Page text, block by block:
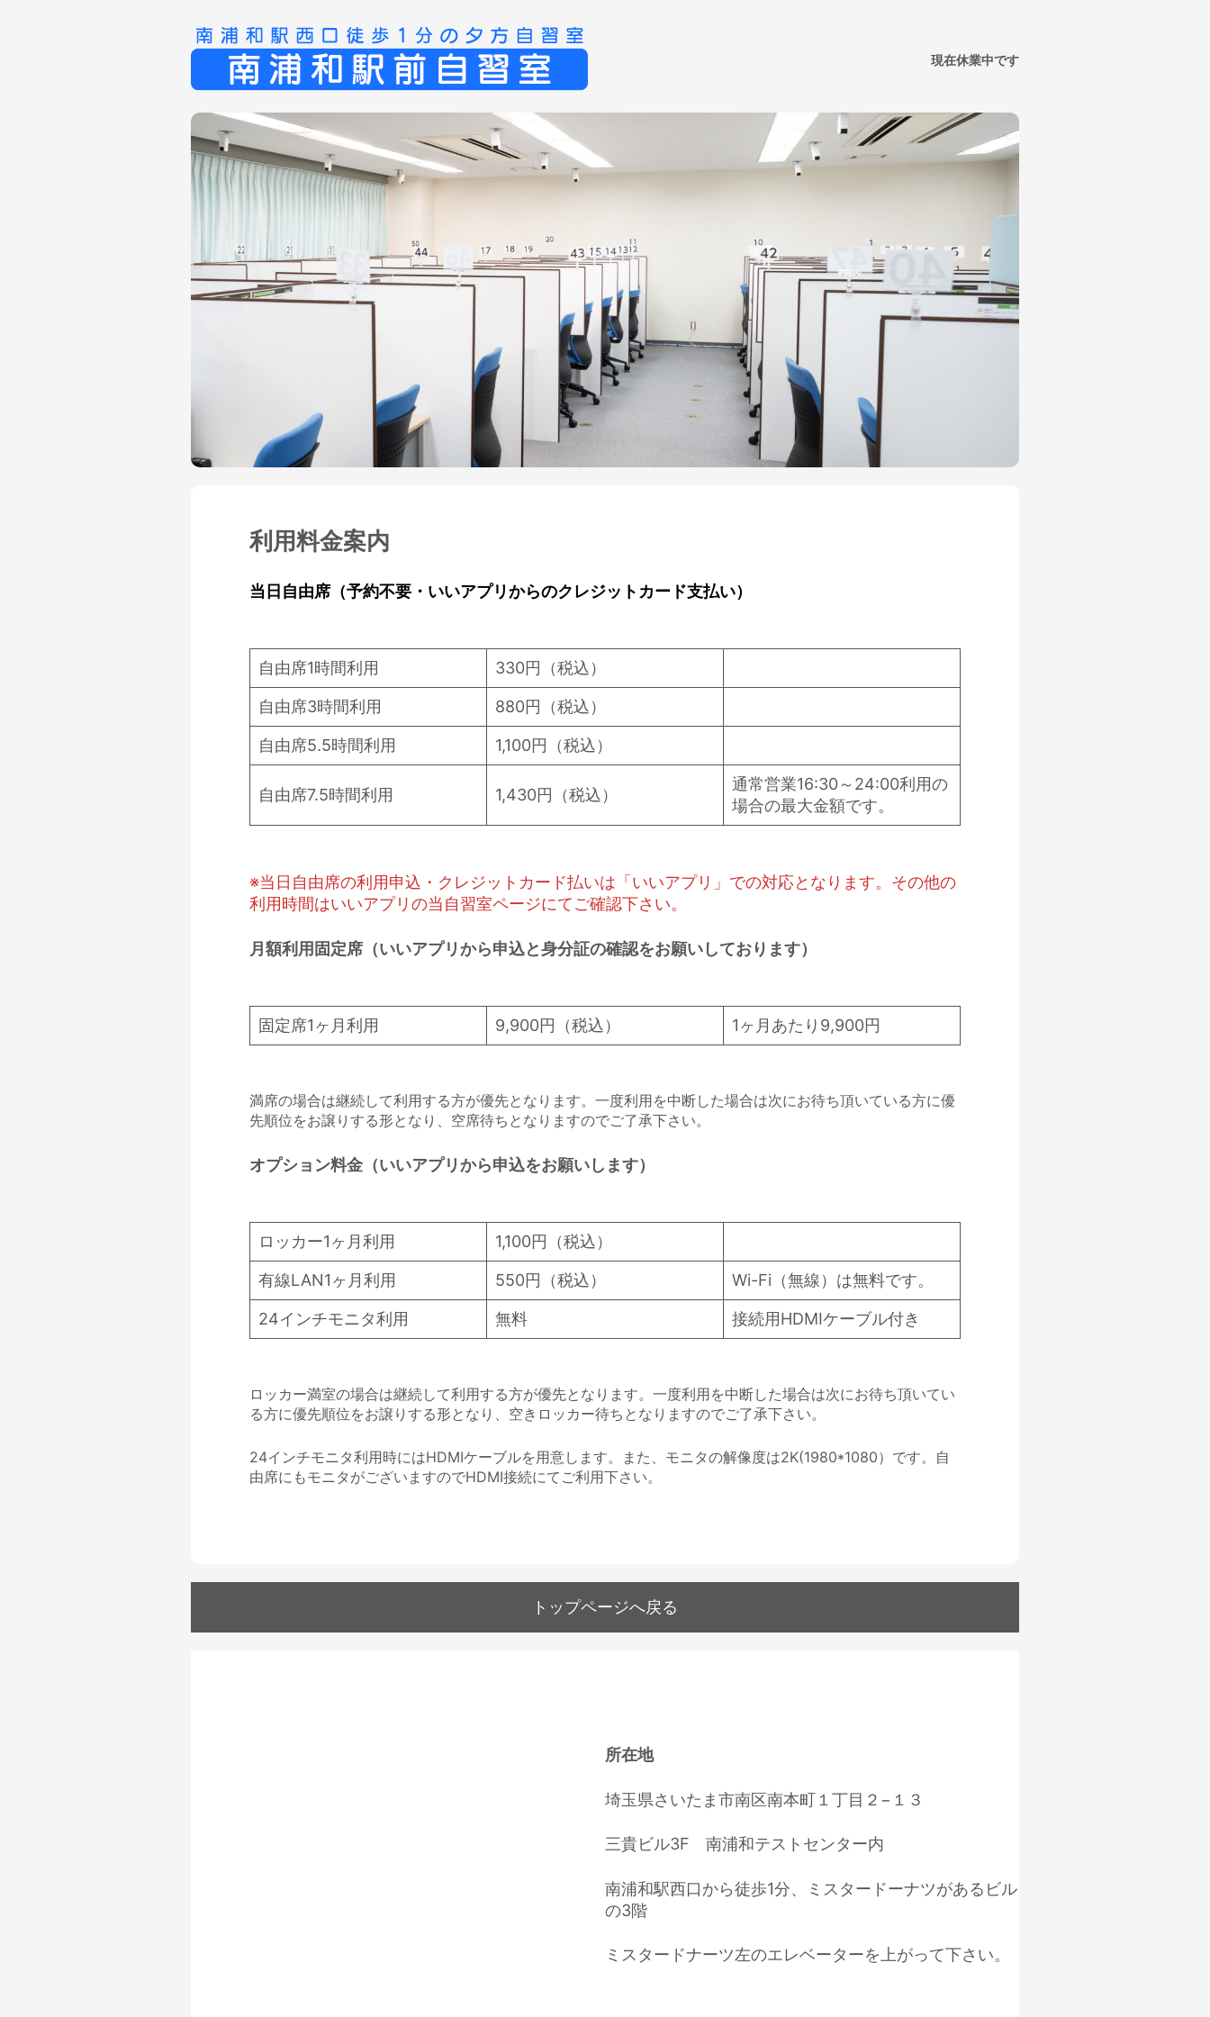
現在休業中です
利用料金案内
当日自由席（予約不要・いいアプリからのクレジットカード支払い）
自由席1時間利用 330円（税込）
自由席3時間利用 880円（税込）
自由席5.5時間利用 1,100円（税込）
自由席7.5時間利用 1,430円（税込）
通常営業16:30～24:00利用の
場合の最大金額です。
※当日自由席の利用申込・クレジットカード払いは「いいアプリ」での対応となります。その他の
利用時間はいいアプリの当自習室ページにてご確認下さい。
月額利用固定席（いいアプリから申込と身分証の確認をお願いしております）
固定席1ヶ月利用 9,900円（税込） 1ヶ月あたり9,900円
満席の場合は継続して利用する方が優先となります。一度利用を中断した場合は次にお待ち頂いている方に優
先順位をお譲りする形となり、空席待ちとなりますのでご了承下さい。
オプション料金（いいアプリから申込をお願いします）
ロッカー1ヶ月利用 1,100円（税込）
有線LAN1ヶ月利用 550円（税込） Wi-Fi（無線）は無料です。
24インチモニタ利用 無料 接続用HDMIケーブル付き
ロッカー満室の場合は継続して利用する方が優先となります。一度利用を中断した場合は次にお待ち頂いてい
る方に優先順位をお譲りする形となり、空きロッカー待ちとなりますのでご了承下さい。
24インチモニタ利用時にはHDMIケーブルを用意します。また、モニタの解像度は2K(1980*1080）です。自
由席にもモニタがございますのでHDMI接続にてご利用下さい。
トップページへ戻る
所在地
埼玉県さいたま市南区南本町１丁目２−１３
三貴ビル3F 南浦和テストセンター内
南浦和駅西口から徒歩1分、ミスタードーナツがあるビル
の3階
ミスタードナーツ左のエレベーターを上がって下さい。